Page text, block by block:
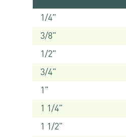
1/4"
3/8"
1/2"
3/4"
1"
1 1/4"
1 1/2"